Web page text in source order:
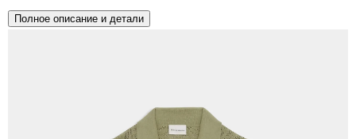
Полное описание и детали